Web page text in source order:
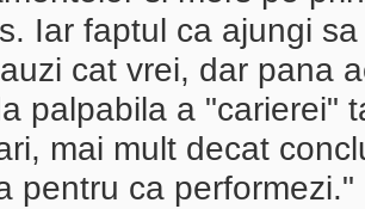
Iar faptul ca ajungi
cat vrei, dar pana
palpabila a "carierei"
mai mult decat
pentru ca performezi."